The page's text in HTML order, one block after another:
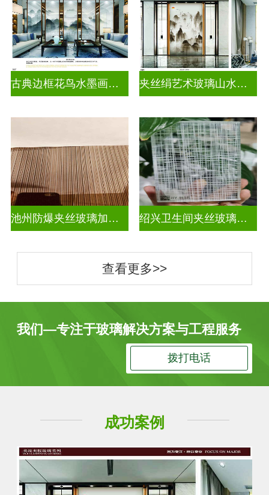
古典边框花鸟水墨画玻璃 夹丝绢艺术玻璃山水画玻璃
池州防爆夹丝玻璃加工厂 绍兴卫生间夹丝玻璃多少钱
查看更多>>
我们—专注于玻璃解决方案与工程服务
拨打电话
成功案例